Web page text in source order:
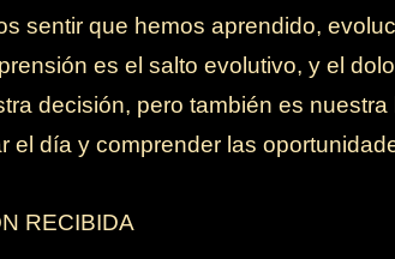
sentir que hemos aprendido,
es el salto evolutivo, y el
decisión, pero también es nuestra
el día y comprender las
RECIBIDA